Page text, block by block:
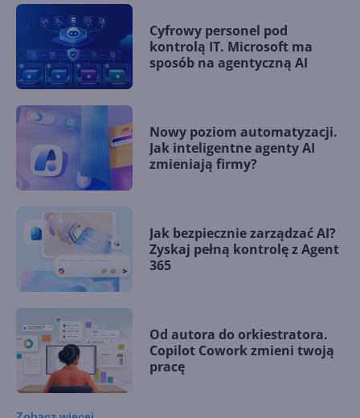
Cyfrowy personel pod
kontrolą IT. Microsoft ma
sposób na agentyczną AI
Nowy poziom automatyzacji.
Jak inteligentne agenty AI
zmieniają firmy?
Jak bezpiecznie zarządzać AI?
Zyskaj pełną kontrolę z Agent
365
Od autora do orkiestratora.
Copilot Cowork zmieni twoją
pracę